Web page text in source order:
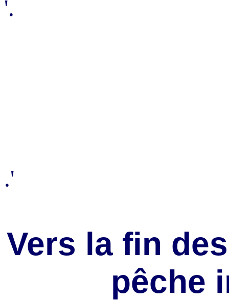
'.
.'
Vers la fin
pêche